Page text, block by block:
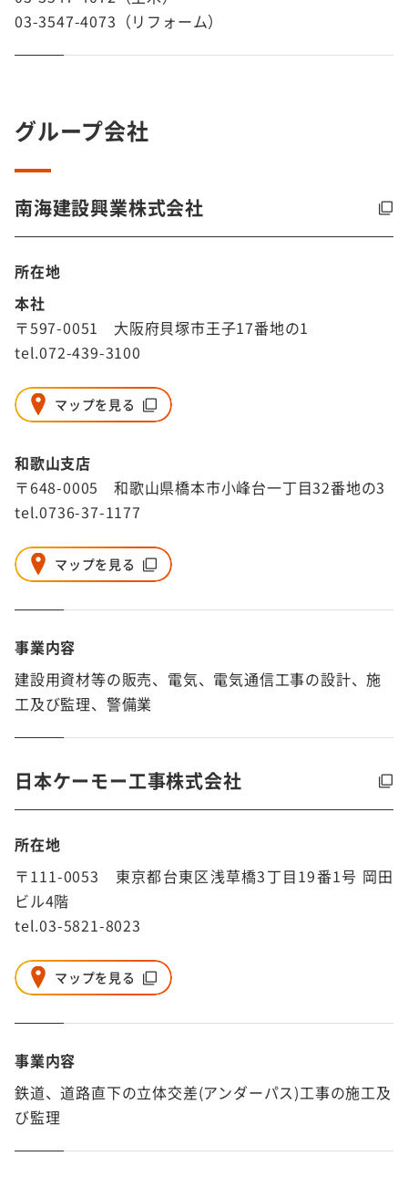
03-3547-4073（リフォーム）
グループ会社
南海建設興業株式会社
所在地
本社
〒597-0051 大阪府貝塚市王子17番地の1
tel.072-439-3100
マップを見る
和歌山支店
〒648-0005 和歌山県橋本市小峰台一丁目32番地の3
tel.0736-37-1177
マップを見る
事業内容
建設用資材等の販売、電気、電気通信工事の設計、施
工及び監理、警備業
日本ケーモー工事株式会社
所在地
〒111-0053 東京都台東区浅草橋3丁目19番1号 岡田
ビル4階
tel.03-5821-8023
マップを見る
事業内容
鉄道、道路直下の立体交差(アンダーパス)工事の施工及
び監理